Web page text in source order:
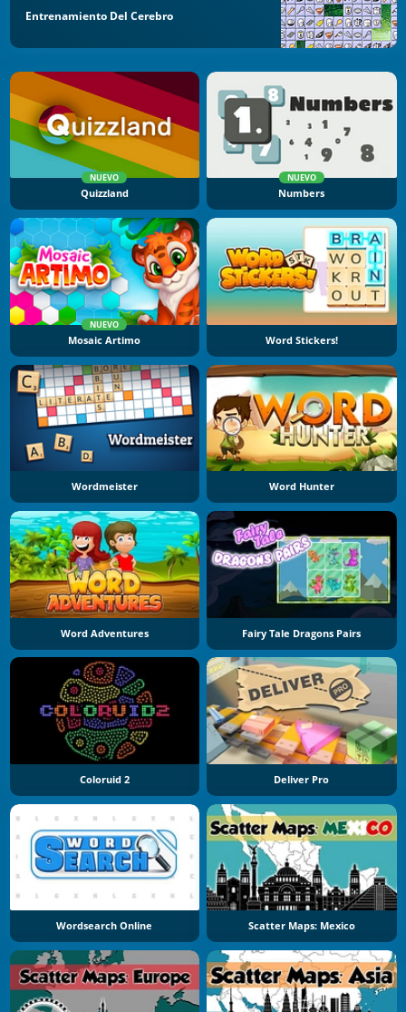
Entrenamiento Del Cerebro
NUEVO
Quizzland
NUEVO
Numbers
NUEVO
Mosaic Artimo Word Stickers!
Wordmeister Word Hunter
Word Adventures Fairy Tale Dragons Pairs
Coloruid 2 Deliver Pro
Wordsearch Online Scatter Maps: Mexico